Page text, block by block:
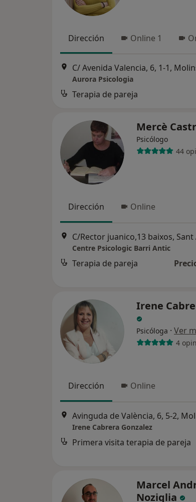
Dirección Online 1
C/ Avenida Valencia, 6, 1-1,
Aurora Psicologia
Terapia de pareja
Mercè
Psicólogo
44
Dirección Online
Centre Psicologic Barri Antic
Terapia de pareja
Irene
Psicóloga · Ver
4
Dirección Online
Irene Cabrera Gonzalez
Primera visita terapia de pareja
Marcel
Noziglia